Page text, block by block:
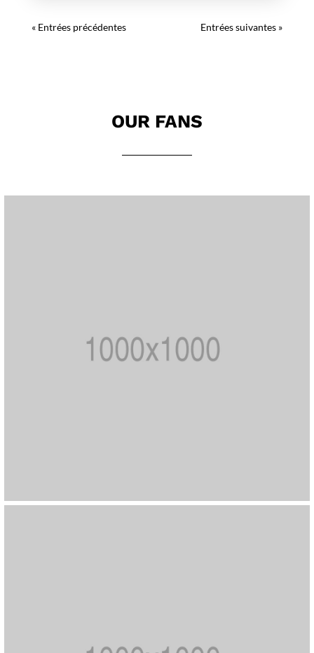
« Entrées précédentes Entrées suivantes »
OUR FANS